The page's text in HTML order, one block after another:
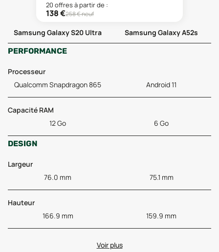
20 offresà partir de :
138€258€ neuf
Samsung Galaxy S20 Ultra
Samsung Galaxy A52s
PERFORMANCE
Processeur
Qualcomm Snapdragon 865
Android 11
Capacité RAM
12 Go
6 Go
DESIGN
Largeur
76.0 mm
75.1 mm
Hauteur
166.9 mm
159.9 mm
Voir plus